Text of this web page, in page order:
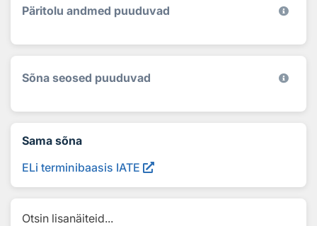
Päritolu andmed puuduvad
Sõna seosed puuduvad
Sama sõna
ELi terminibaasis IATE
Otsin lisanäiteid...